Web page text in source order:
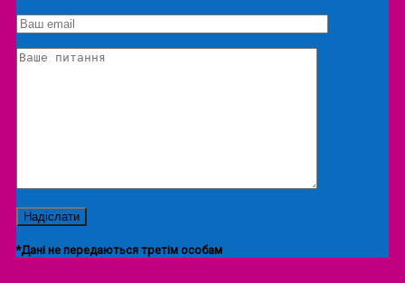
Екскурсія/локація
*Дані не передаються третім особам